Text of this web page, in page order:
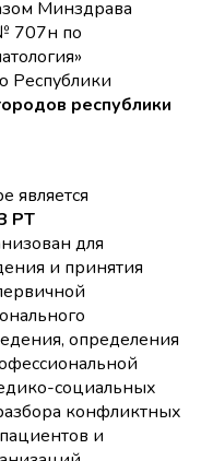
Минздрава
707н по
Республики
республики
является
РТ
для
и принятия
определения
социальных
конфликтных
и